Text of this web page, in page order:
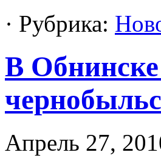
· Рубрика:
В
Апрель 27,